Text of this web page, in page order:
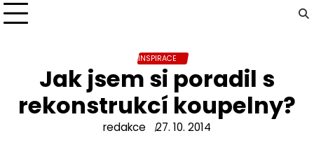
INSPIRACE
Jak jsem si poradil s
rekonstrukcí koupelny?
redakce 27. 10. 2014